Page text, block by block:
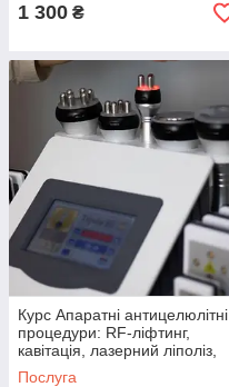
1 300 ₴
Курс Апаратні антицелюлітні
процедури: RF-ліфтинг,
кавітація, лазерний ліполіз,
вакуумний.
Послуга